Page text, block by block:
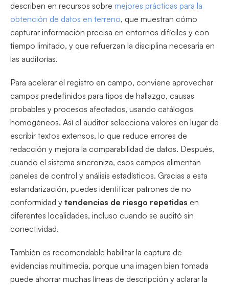
describen en recursos sobre mejores prácticas para la
obtención de datos en terreno, que muestran cómo
capturar información precisa en entornos difíciles y con
tiempo limitado, y que refuerzan la disciplina necesaria en
las auditorías.
Para acelerar el registro en campo, conviene aprovechar
campos predefinidos para tipos de hallazgo, causas
probables y procesos afectados, usando catálogos
homogéneos. Así el auditor selecciona valores en lugar de
escribir textos extensos, lo que reduce errores de
redacción y mejora la comparabilidad de datos. Después,
cuando el sistema sincroniza, esos campos alimentan
paneles de control y análisis estadísticos. Gracias a esta
estandarización, puedes identificar patrones de no
conformidad y tendencias de riesgo repetidas en
diferentes localidades, incluso cuando se auditó sin
conectividad.
También es recomendable habilitar la captura de
evidencias multimedia, porque una imagen bien tomada
puede ahorrar muchas líneas de descripción y aclarar la